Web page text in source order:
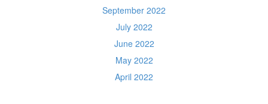
September 2022
July 2022
June 2022
May 2022
April 2022